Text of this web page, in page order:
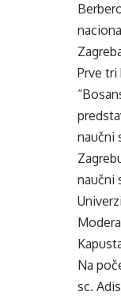
Prve
naučni
naučni
Na
sc.